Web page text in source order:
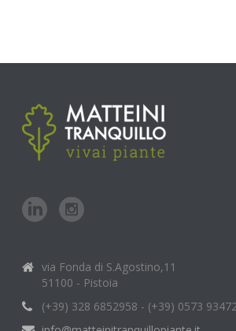
via Fonda di S.Agostino,11
51100 - Pistoia
(+39) 328 6852958 - (+39) 0573